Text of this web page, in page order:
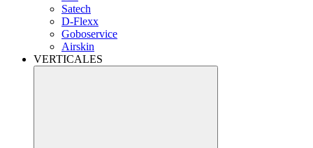
Satech
D-Flexx
Goboservice
Airskin
VERTICALES